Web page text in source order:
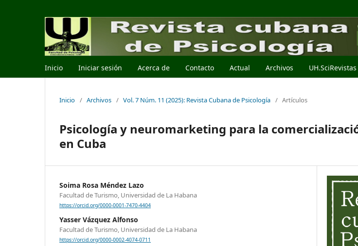
Inicio Iniciar sesión Acerca de Contacto Actual Archivos UH.SciRevistas
Inicio / Archivos / Vol. 7 Núm. 11 (2025): Revista Cubana de Psicología / Artículos
Psicología y neuromarketing para la
en Cuba
Soima Rosa Méndez Lazo
Facultad de Turismo, Universidad de La Habana
https://orcid.org/0000-0001-7470-4404
Yasser Vázquez Alfonso
Facultad de Turismo, Universidad de La Habana
https://orcid.org/0000-0002-4074-0711